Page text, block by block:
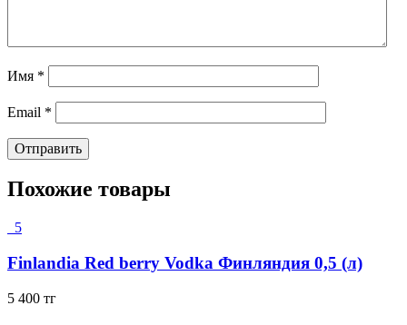
Имя *
Email *
Похожие товары
5
Finlandia Red berry Vodka Финляндия 0,5 (л)
5 400 тг